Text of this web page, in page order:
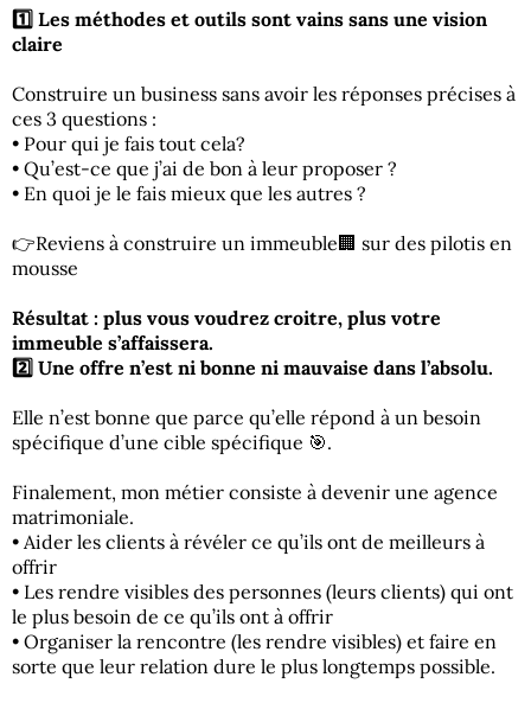
1️⃣ Les méthodes et outils sont vains sans une vision
claire
Construire un business sans avoir les réponses précises à
ces 3 questions :
• Pour qui je fais tout cela?
• Qu’est-ce que j’ai de bon à leur proposer ?
• En quoi je le fais mieux que les autres ?
👉Reviens à construire un immeuble🏢 sur des pilotis en
mousse
Résultat : plus vous voudrez croitre, plus votre
immeuble s’affaissera.
2️⃣ Une offre n’est ni bonne ni mauvaise dans l’absolu.
Elle n’est bonne que parce qu’elle répond à un besoin
spécifique d’une cible spécifique 🎯.
Finalement, mon métier consiste à devenir une agence
matrimoniale.
• Aider les clients à révéler ce qu’ils ont de meilleurs à
offrir
• Les rendre visibles des personnes (leurs clients) qui ont
le plus besoin de ce qu’ils ont à offrir
• Organiser la rencontre (les rendre visibles) et faire en
sorte que leur relation dure le plus longtemps possible.